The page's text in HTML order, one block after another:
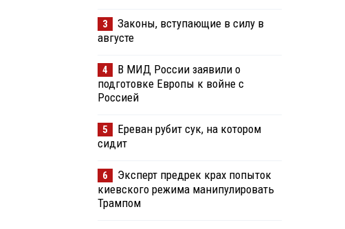
3
Законы, вступающие в силу в
августе
4
В МИД России заявили о
подготовке Европы к войне с
Россией
5
Ереван рубит сук, на котором
сидит
6
Эксперт предрек крах попыток
киевского режима манипулировать
Трампом